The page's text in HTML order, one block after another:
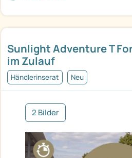
Sunlight Adventure T
im Zulauf
Händlerinserat Neu
2 Bilder